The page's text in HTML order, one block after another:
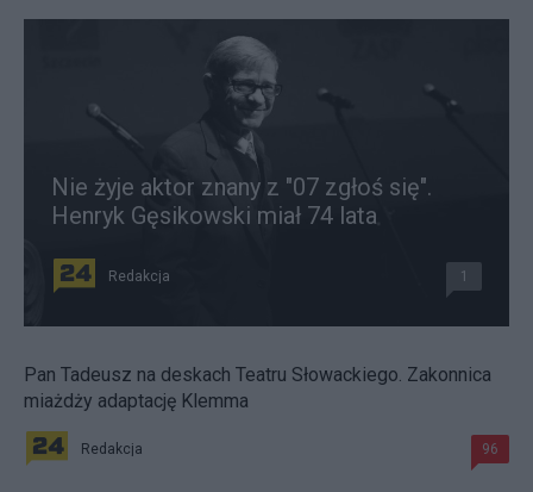
Nie żyje aktor znany z "07 zgłoś się".
Henryk Gęsikowski miał 74 lata
Redakcja 1
Pan Tadeusz na deskach Teatru Słowackiego. Zakonnica
miażdży adaptację Klemma
Redakcja 96